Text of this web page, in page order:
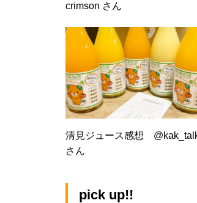
crimson さん
清見ジュース感想
さん
pick up!!